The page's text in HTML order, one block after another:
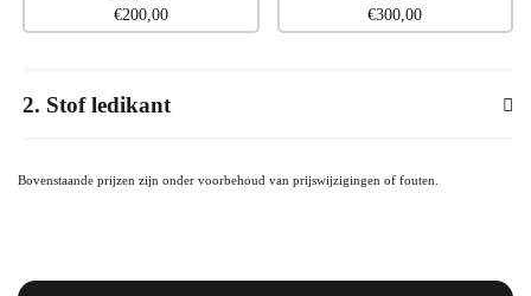
€200,00 €300,00
2 Stof ledikant
Bovenstaande prijzen zijn onder voorbehoud van prijswijzigingen of fouten.